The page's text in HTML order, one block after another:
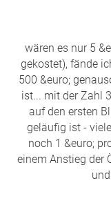
wären es nur 5
gekostet), fände
500 &euro;
ist... mit der Zahl
auf den ersten
geläufig ist -
noch 1 &euro;
einem Anstieg der